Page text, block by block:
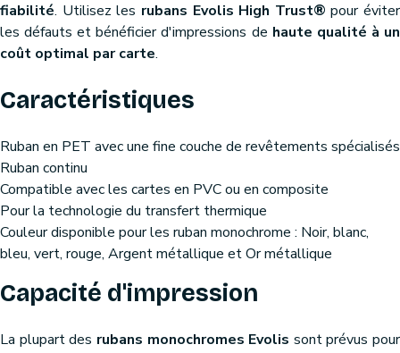
fiabilité. Utilisez les rubans Evolis High Trust® pour éviter
les défauts et bénéficier d'impressions de haute qualité à un
coût optimal par carte.
Caractéristiques
Ruban en PET avec une fine couche de revêtements spécialisés
Ruban continu
Compatible avec les cartes en PVC ou en composite
Pour la technologie du transfert thermique
Couleur disponible pour les ruban monochrome : Noir, blanc,
bleu, vert, rouge, Argent métallique et Or métallique
Capacité d'impression
La plupart des rubans monochromes Evolis sont prévus pour